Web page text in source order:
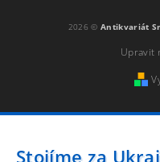
2026 ©Antikvariát
Upravit
Stojíme za